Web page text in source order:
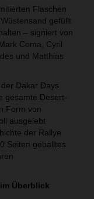
Flaschen
gefüllt
– signiert von
Coma, Cyril
und Matthias
Dakar Days
gesamte Desert-
Form von
ausgelebt
der Rallye
Seiten geballtes
Überblick